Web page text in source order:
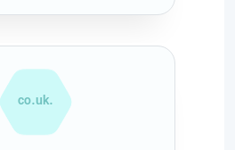
.co.uk